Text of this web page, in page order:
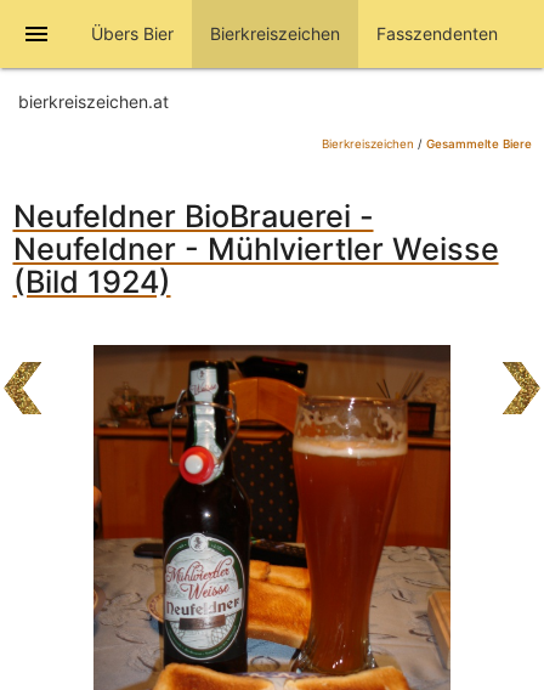
menu Übers Bier Bierkreiszeichen Fasszendenten
bierkreiszeichen.at
Bierkreiszeichen / Gesammelte Biere
Neufeldner BioBrauerei -
Neufeldner - Mühlviertler Weisse
(Bild 1924)